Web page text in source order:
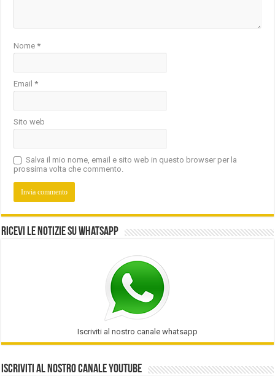
Nome*
Email*
Sito web
Salva il mio nome, email e sito web in questo browser per la
prossima volta che commento.
Ricevi le notizie su Whatsapp
Iscriviti al nostro canale whatsapp
Iscriviti al nostro Canale Youtube